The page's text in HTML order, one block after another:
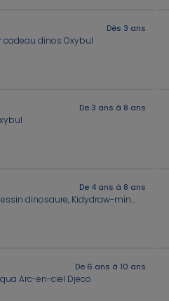
Dès 3 ans
cadeau dinos Oxybul
De 3 ans à 8 ans
De 4 ans à 8 ans
Mini tablette à dessin dinosaure, Kidydraw-mini, Kidywolf
De 6 ans à 10 ans
Arc-en-ciel Djeco